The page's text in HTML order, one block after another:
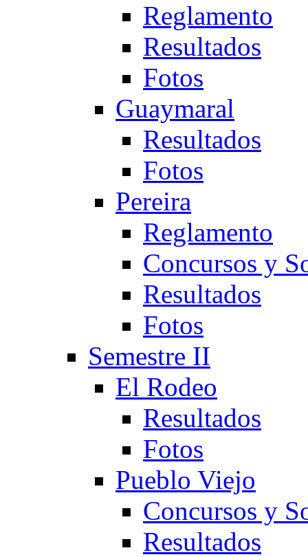
Reglamento
Resultados
Fotos
Guaymaral
Resultados
Fotos
Pereira
Reglamento
Concursos y
Resultados
Fotos
Semestre II
El Rodeo
Resultados
Fotos
Pueblo Viejo
Concursos y
Resultados